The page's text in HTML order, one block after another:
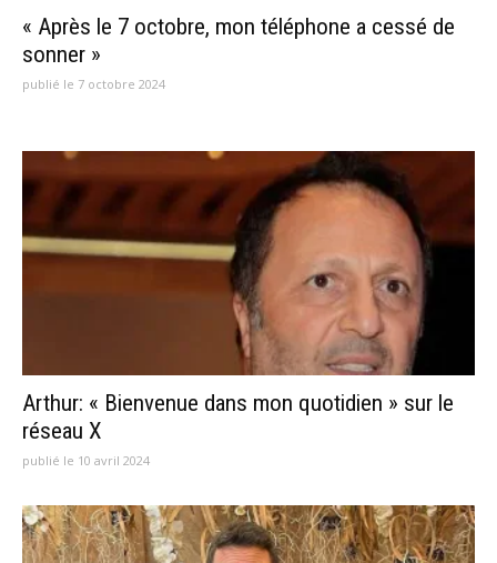
« Après le 7 octobre, mon téléphone a cessé de
sonner »
publié le 7 octobre 2024
Arthur: « Bienvenue dans mon quotidien » sur le
réseau X
publié le 10 avril 2024